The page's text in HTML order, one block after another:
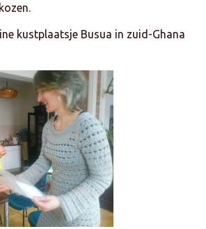
kustplaatsje Busua in zuid-Ghana